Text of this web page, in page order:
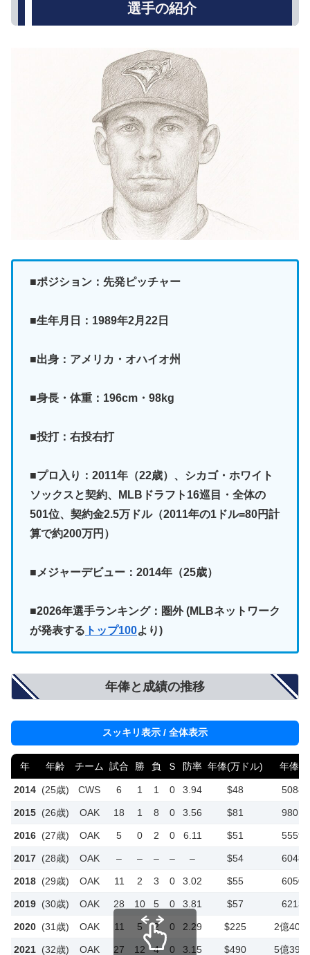
選手の紹介
■ポジション：先発ピッチャー
■生年月日：1989年2月22日
■出身：アメリカ・オハイオ州
■身長・体重：196cm・98kg
■投打：右投右打
■プロ入り：2011年（22歳）、シカゴ・ホワイト
ソックスと契約、MLBドラフト16巡目・全体の
501位、契約金2.5万ドル（2011年の1ドル=80円計
算で約200万円）
■メジャーデビュー：2014年（25歳）
■2026年選手ランキング：圏外(MLBネットワーク
が発表する トップ100より)
年俸と成績の推移
スッキリ表示 / 全体表示
年 年齢 チーム 試合 勝 負 Ｓ 防率 年俸(万ドル) 年俸(
2014 (25歳) CWS 6 1 1 0 3.94 $48 5088
2015 (26歳) OAK 18 1 8 0 3.56 $81 9801
2016 (27歳) OAK 5 0 2 0 6.11 $51 5559
2017 (28歳) OAK – – – – – $54 6048
2018 (29歳) OAK 11 2 3 0 3.02 $55 6050
2019 (30歳) OAK 28 10 5 0 3.81 $57 6213
2020 (31歳) OAK 11 5 2 0 2.29 $225 2億
2021 (32歳) OAK 27 12 4 0 3.15 $490 5億